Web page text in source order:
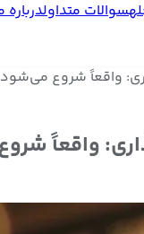
سوالات متداولدرباره